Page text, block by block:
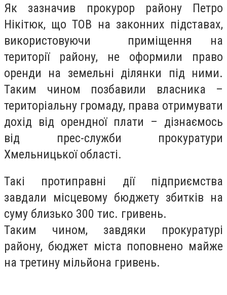
Як зазначив прокурор району Петро
Нікітюк, що ТОВ на законних підставах,
використовуючи приміщення на
території району, не оформили право
оренди на земельні ділянки під ними.
Таким чином позбавили власника –
територіальну громаду, права отримувати
дохід від орендної плати – дізнаємось
від прес-служби прокуратури
Хмельницької області.
Такі протиправні дії підприємства
завдали місцевому бюджету збитків на
суму близько 300 тис. гривень.
Таким чином, завдяки прокуратурі
району, бюджет міста поповнено майже
на третину мільйона гривень.